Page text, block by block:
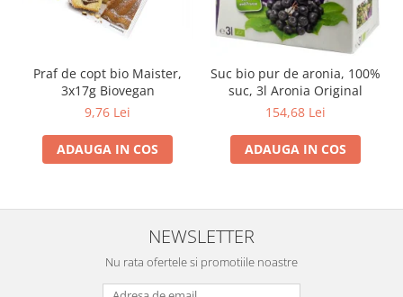
Praf de copt bio Maister,
3x17g Biovegan
9,76 Lei
ADAUGA IN COS
Suc bio pur de aronia, 100%
suc, 3l Aronia Original
154,68 Lei
ADAUGA IN COS
NEWSLETTER
Nu rata ofertele si promotiile noastre